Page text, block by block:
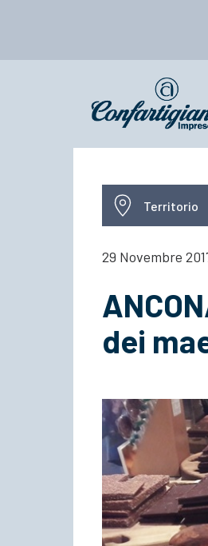
Territorio
29 Novembre
dei